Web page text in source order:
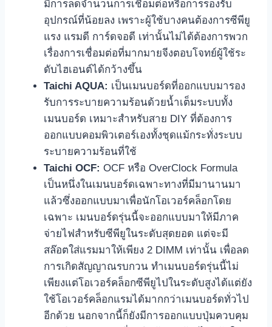
มีการลดจำนวนการเชื่อมต่อหรือการรองรับ
อุปกรณ์ที่น้อยลง เพราะผู้ใช้บางคนต้องการซีพียู
แรง แรมดี การ์ดจอดี เท่านั้นไม่ได้ต้องการพวก
เรื่องการเชื่อมต่อที่มากมายจีงตอบโจทย์ผู้ใช้ระ
ดับไฮเอนต์ได้กว้างขึ้น
Taichi AQUA: เป็นเมนบอร์ดที่ออกแบบมารอง
รับการระบายความร้อนด้วยน้ำเต็มระบบทั้ง
เมนบอร์ด เหมาะสำหรับสาย DIY ที่ต้องการ
ออกแบบคอมพิวเตอร์เองทั้งชุดแม้กระทั่งระบบ
ระบายความร้อนที่ใช้
Taichi OCF: OCF หรือ OverClock Formula
เป็นหนึ่งในเมนบอร์ดเฉพาะทางที่มีมานานมา
แล้วซึ่งออกแบบมาเพื่อนักโอเวอร์คล็อกโดย
เฉพาะ เมนบอร์ดรุ่นนี้จะออกแบบมาให้มีภาค
จ่ายไฟสำหรับซีพียูในระดับสุดยอด แต่จะมี
สล๊อตใส่แรมมาให้เพียง 2 DIMM เท่านั้น เพื่อลด
การเกิดสัญญาณรบกวน ทำเมนบอร์ดรุ่นนี้ไม่
เพียงแต่โอเวอร์คล็อกซีพียูไปในระดับสูงได้แต่ยัง
ใช้โอเวอร์คล็อกแรมได้มากกว่าเมนบอร์ดทั่วไป
อีกด้วย นอกจากนี้ก็ยังมีการออกแบบปุ่มควบคุม